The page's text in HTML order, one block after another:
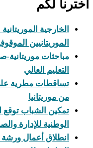
اخترنا لكم
الخارجية
الموريتانيين
مباحثات
التعليم العالي
تساقطات مطرية
من موريتانيا
تمكين الشباب توقع
الوطنية للإدارة
انطلاق أعمال ورشة